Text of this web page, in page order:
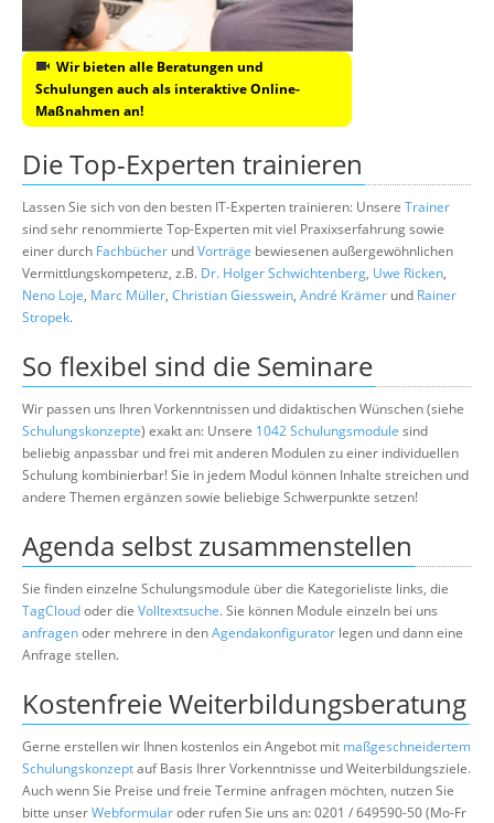
Wir bieten alle Beratungen und
Schulungen auch als interaktive Online-
Maßnahmen an!
Die Top-Experten trainieren
Lassen Sie sich von den besten IT-Experten trainieren: Unsere Trainer
sind sehr renommierte Top-Experten mit viel Praxixserfahrung sowie
einer durch Fachbücher undVorträge bewiesenen außergewöhnlichen
Vermittlungskompetenz, z.B. Dr. Holger Schwichtenberg, Uwe Ricken,
Neno Loje, Marc Müller, Christian Giesswein, André Krämer und Rainer
Stropek.
So flexibel sind die Seminare
Wir passen uns Ihren Vorkenntnissen und didaktischen Wünschen (siehe
Schulungskonzepte) exakt an: Unsere 1042 Schulungsmodule sind
beliebig anpassbar und frei mit anderen Modulen zu einer individuellen
Schulung kombinierbar! Sie in jedem Modul können Inhalte streichen und
andere Themen ergänzen sowie beliebige Schwerpunkte setzen!
Agenda selbst zusammenstellen
Sie finden einzelne Schulungsmodule über die Kategorieliste links, die
TagCloudoder die Volltextsuche. Sie können Module einzeln bei uns
anfragenoder mehrere in denAgendakonfigurator legen und dann eine
Anfrage stellen.
Kostenfreie Weiterbildungsberatung
Gerne erstellen wir Ihnen kostenlos ein Angebot mit maßgeschneidertem
Schulungskonzeptauf Basis Ihrer Vorkenntnisse und Weiterbildungsziele.
Auch wenn Sie Preise und freie Termine anfragen möchten, nutzen Sie
bitte unserWebformularoder rufen Sie uns an: 0201 / 649590-50 (Mo-Fr